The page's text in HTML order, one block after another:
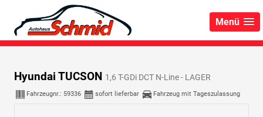
Menü
Hyundai TUCSON 1,6 T-GDi DCT N-Line - LAGER
Fahrzeugnr.: 59336 sofort lieferbar Fahrzeug mit Tageszulassung